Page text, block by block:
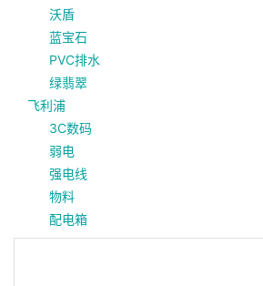
沃盾
蓝宝石
PVC排水
绿翡翠
飞利浦
3C数码
弱电
强电线
物料
配电箱